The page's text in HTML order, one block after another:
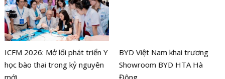
ICFM 2026: Mở lối phát triển Y
học bào thai trong kỷ nguyên
BYD Việt Nam khai trương
Showroom BYD HTA Hà